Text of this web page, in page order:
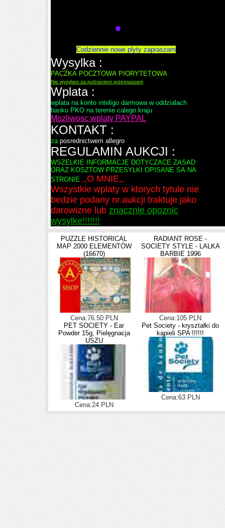
Codziennie nowe plyty zapraszam
Wysylka :
PACZKA POCZTOWA PIORYTETOWA
Nie wysylam za pobraniem przepraszam
Wplata :
wplata na konto inteligo darmowa w oddzialach
banku PKO na terenie calego kraju
Mozliwosc wplaty PAYPAL
KONTAKT :
za posrednictwem allegro
REGULAMIN AUKCJI :
WSZELKIE INFORMACJE DOTYCZACE ZASAD
ORAZ KOSZTOW PRZESYLKI OPISANE SA NA
STRONIE ,,O MNIE,,
Wszystkie wplaty w ktorych tytule nie
bedzie podany nr.aukcji traktuje jako
darowizne lub znacznie opoznic
wysylke!!!!!!!
PUZZLE HISTORICAL
MAP 2000 ELEMENTÓW
(16670)
Cena:76.50 PLN
RADIANT ROSE -
SOCIETY STYLE - LALKA
BARBIE 1996
Cena:105 PLN
PET SOCIETY - Ear
Powder 15g, Pielęgnacja
USZU
Cena:24 PLN
Pet Society - kryształki do
kąpieli SPA !!!!!!
Cena:63 PLN